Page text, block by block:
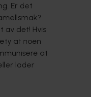
Er det
av det! Hvis
at noen
at
lader